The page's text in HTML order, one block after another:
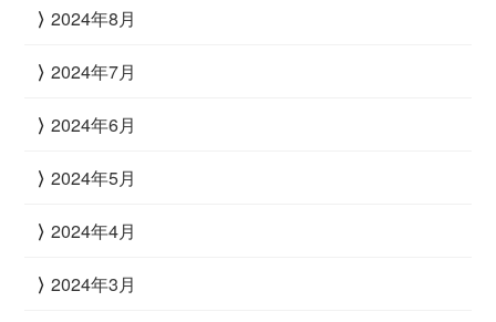
2024年8月
2024年7月
2024年6月
2024年5月
2024年4月
2024年3月